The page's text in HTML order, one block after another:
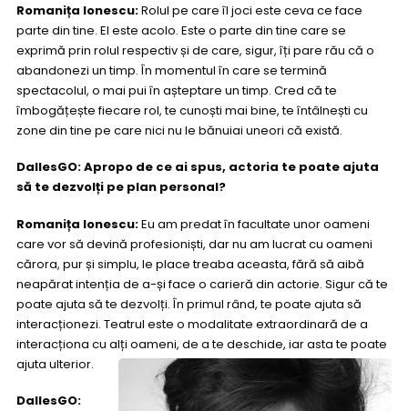
Romanița Ionescu:Rolul pe care îl joci este ceva ce face
parte din tine. El este acolo. Este o parte din tine care se
exprimă prin rolul respectiv și de care, sigur, îți pare rău că o
abandonezi un timp. În momentul în care se termină
spectacolul, o mai pui în așteptare un timp. Cred că te
îmbogățește fiecare rol, te cunoști mai bine, te întâlnești cu
zone din tine pe care nici nu le bănuiai uneori că există.
DallesGO: Apropo de ce ai spus, actoria te poate ajuta
să te dezvolți pe plan personal?
Romanița Ionescu:Eu am predat în facultate unor oameni
care vor să devină profesioniști, dar nu am lucrat cu oameni
cărora, pur și simplu, le place treaba aceasta, fără să aibă
neapărat intenția de a-și face o carieră din actorie. Sigur că te
poate ajuta să te dezvolți. În primul rând, te poate ajuta să
interacționezi. Teatrul este o modalitate extraordinară de a
interacționa cu alți oameni, de a te deschide, iar asta te poate
ajuta ulterior.
DallesGO: